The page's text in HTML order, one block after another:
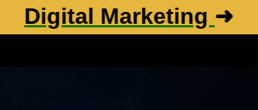
Marketing➜